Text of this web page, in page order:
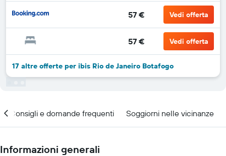
57 € Vedi offerta
57 € Vedi offerta
17 altre offerte per ibis Rio de Janeiro Botafogo
Consigli e domande frequenti Soggiorni nelle vicinanze
Informazioni generali